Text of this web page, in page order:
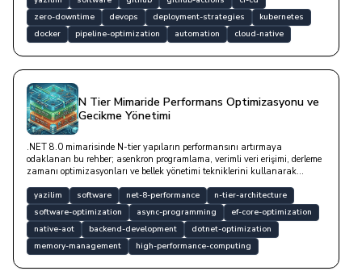
zero-downtime
devops deployment-strategies
kubernetes
docker
pipeline-optimization automation cloud-native
N Tier Mimaride Performans Optimizasyonu ve
Gecikme Yönetimi
.NET 8.0 mimarisinde N-tier yapıların performansını artırmaya
odaklanan bu rehber; asenkron programlama, verimli veri erişimi, derleme
zamanı optimizasyonları ve bellek yönetimi tekniklerini kullanarak
detaylarla açıklanmaktadır.
yazilim software net-8-performance
n-tier-architecture
software-optimization
async-programming
ef-core-optimization
native-aot
backend-development
dotnet-optimization
memory-management
high-performance-computing